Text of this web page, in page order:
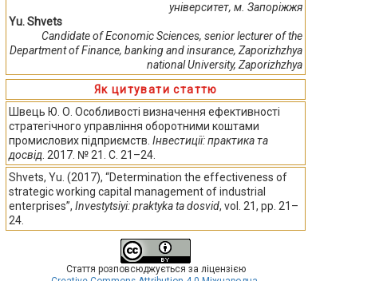
університет, м. Запоріжжя
Yu. Shvets
Candidate of Economic Sciences, senior lecturer of the
Department of Finance, banking and insurance, Zaporizhzhya
national University, Zaporizhzhya
Як цитувати статтю
Швець Ю. О. Особливості визначення ефективності
стратегічного управління оборотними коштами
промислових підприємств. Інвестиції: практика та
досвід. 2017. № 21. С. 21–24.
Shvets, Yu. (2017), “Determination the effectiveness of
strategic working capital management of industrial
enterprises”, Investytsiyi: praktyka ta dosvid, vol. 21, pp. 21–
24.
Стаття розповсюджується за ліцензією